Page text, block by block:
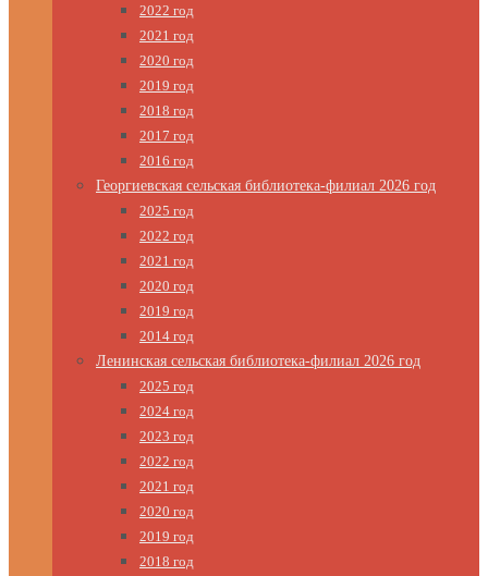
2022 год
2021 год
2020 год
2019 год
2018 год
2017 год
2016 год
Георгиевская сельская библиотека-филиал 2026 год
2025 год
2022 год
2021 год
2020 год
2019 год
2014 год
Ленинская сельская библиотека-филиал 2026 год
2025 год
2024 год
2023 год
2022 год
2021 год
2020 год
2019 год
2018 год